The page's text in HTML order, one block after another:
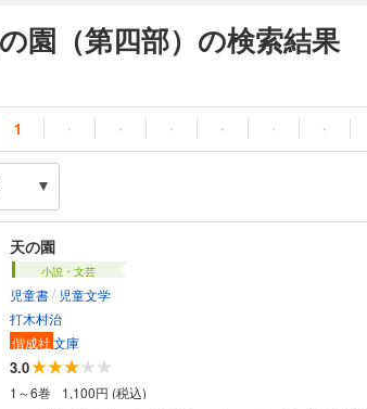
園（第四部）の検索結果
1 ・ ・ ・ ・ ・ ・
天の園
小説・文芸
児童書/ 児童文学
打木村治
偕成社文庫
3.0
1～6巻
1,100円 (税込)